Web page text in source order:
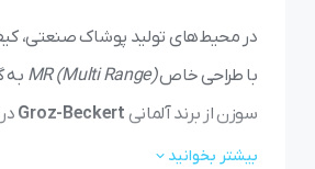
در محیط‌های تولید پوشاک صنعتی،
با طراحی خاصMR (Multi Range) به
سوزن از برند آلمانی Groz-Beckert
بیشتر بخوانید